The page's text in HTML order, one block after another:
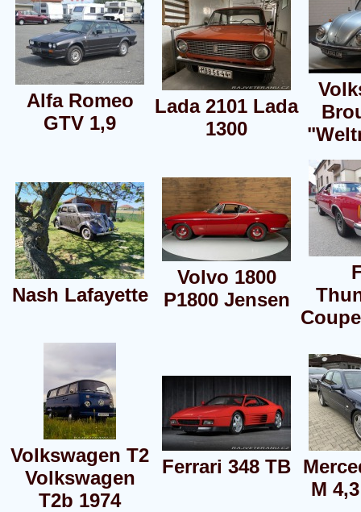
Alfa Romeo
GTV 1,9
Lada 2101 Lada
1300
Nash Lafayette
Volvo 1800
P1800 Jensen
Volkswagen T2
Volkswagen
T2b 1974
Ferrari 348 TB
M